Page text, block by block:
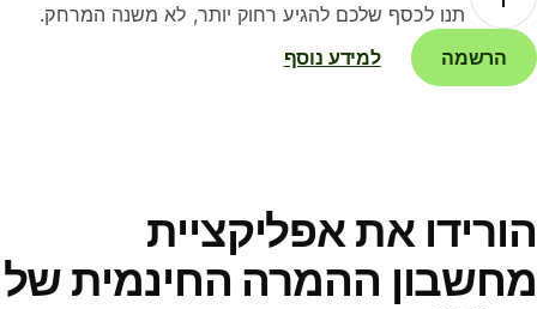
תנו לכסף שלכם להגיע רחוק יותר, לא משנה המרחק.
הרשמה
למידע נוסף
את אפליקציית
ההמרה החינמית של